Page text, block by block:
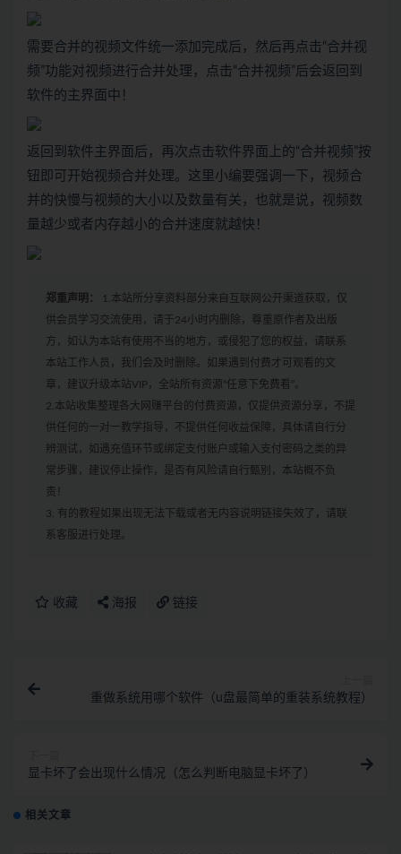
需要合并的视频文件统一添加完成后，然后再点击“合并视
频”功能对视频进行合并处理，点击“合并视频”后会返回到
软件的主界面中！
返回到软件主界面后，再次点击软件界面上的“合并视频”按
钮即可开始视频合并处理。这里小编要强调一下，视频合
并的快慢与视频的大小以及数量有关，也就是说，视频数
量越少或者内存越小的合并速度就越快！
郑重声明：
1.本站所分享资料部分来自互联网公开渠道获取，仅
供会员学习交流使用，请于24小时内删除，尊重原作者及出版
方，如认为本站有使用不当的地方，或侵犯了您的权益，请联系
本站工作人员，我们会及时删除。如果遇到付费才可观看的文
章，建议升级本站VIP，全站所有资源“任意下免费看”。
2.本站收集整理各大网赚平台的付费资源，仅提供资源分享，不提
供任何的一对一教学指导，不提供任何收益保障，具体请自行分
辨测试，如遇充值环节或绑定支付账户或输入支付密码之类的异
常步骤，建议停止操作，是否有风险请自行甄别，本站概不负
责！
3. 有的教程如果出现无法下载或者无内容说明链接失效了，请联
系客服进行处理。
收藏 海报 链接
重做系统用哪个软件（u盘最简单的重装系统教程）
显卡坏了会出现什么情况（怎么判断电脑显卡坏了）
相关文章